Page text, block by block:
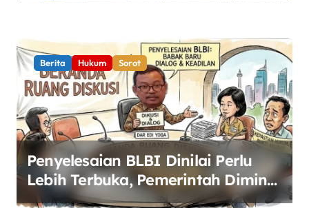
Berita Hukum Sorot
Penyelesaian BLBI Dinilai Perlu
Lebih Terbuka, Pemerintah Diminta
Buka Ruang Dialog